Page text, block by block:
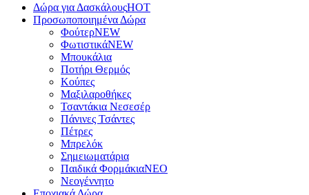
Δώρα για ΔασκάλουςHOT
Προσωποποιημένα Δώρα
ΦούτερNEW
ΦωτιστικάNEW
Μπουκάλια
Ποτήρι Θερμός
Κούπες
Μαξιλαροθήκες
Τσαντάκια Νεσεσέρ
Πάνινες Τσάντες
Πέτρες
Μπρελόκ
Σημειωματάρια
Παιδικά ΦορμάκιαNEO
Νεογέννητο